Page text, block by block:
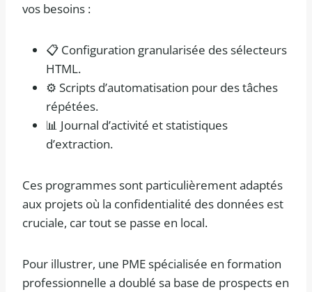
vos besoins :
📋 Configuration granularisée des sélecteurs
HTML.
⚙️ Scripts d’automatisation pour des tâches
répétées.
📊 Journal d’activité et statistiques
d’extraction.
Ces programmes sont particulièrement adaptés
aux projets où la confidentialité des données est
cruciale, car tout se passe en local.
Pour illustrer, une PME spécialisée en formation
professionnelle a doublé sa base de prospects en